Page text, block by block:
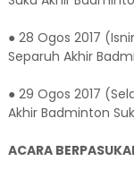
● 28 Ogos 2017
Separuh Akhir
● 29 Ogos 2017
Akhir Badminton
ACARA